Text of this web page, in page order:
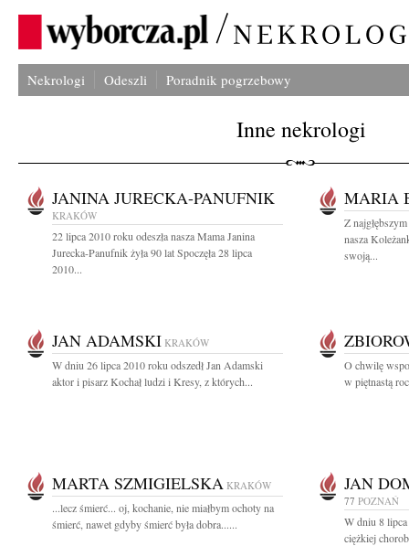
Nekrologi Odeszli Poradnik pogrzebowy
Inne nekrologi
JANINA JURECKA-PANUFNIK
KRAKÓW
22 lipca 2010 roku odeszła nasza Mama Janina
Jurecka-Panufnik żyła 90 lat Spoczęła 28 lipca
2010...
MARIA
Z
nasza
swoją...
JAN ADAMSKI KRAKÓW
W dniu 26 lipca 2010 roku odszedł Jan Adamski
aktor i pisarz Kochał ludzi i Kresy, z których...
O chwilę
w piętnastą
MARTA SZMIGIELSKA KRAKÓW
...lecz śmierć... oj, kochanie, nie miałbym ochoty na
śmierć, nawet gdyby śmierć była dobra......
JAN
77 POZNAŃ
W dniu 8
ciężkiej